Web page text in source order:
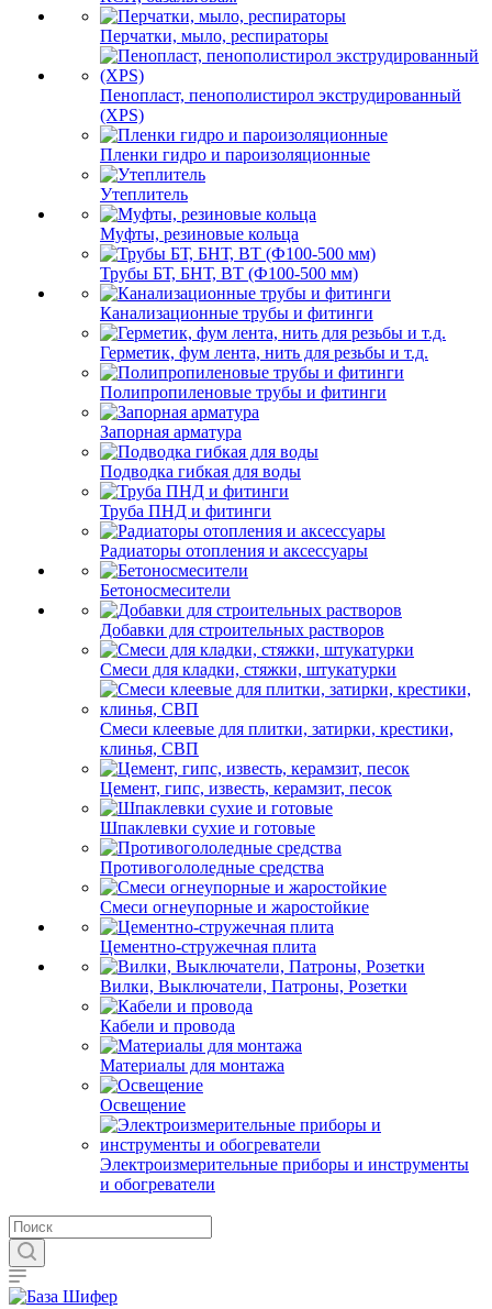
Перчатки, мыло, респираторы
Пенопласт, пенополистирол экструдированный
(XPS)
Пленки гидро и пароизоляционные
Утеплитель
Муфты, резиновые кольца
Трубы БТ, БНТ, ВТ (Ф100-500 мм)
Канализационные трубы и фитинги
Герметик, фум лента, нить для резьбы и т.д.
Полипропиленовые трубы и фитинги
Запорная арматура
Подводка гибкая для воды
Труба ПНД и фитинги
Радиаторы отопления и аксессуары
Бетоносмесители
Добавки для строительных растворов
Смеси для кладки, стяжки, штукатурки
Смеси клеевые для плитки, затирки, крестики,
клинья, СВП
Цемент, гипс, известь, керамзит, песок
Шпаклевки сухие и готовые
Противогололедные средства
Смеси огнеупорные и жаростойкие
Цементно-стружечная плита
Вилки, Выключатели, Патроны, Розетки
Кабели и провода
Материалы для монтажа
Освещение
Электроизмерительные приборы и инструменты
и обогреватели